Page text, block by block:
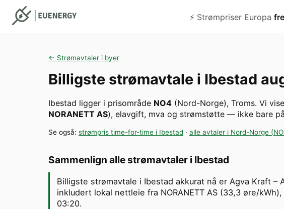
⚡️ Strømpriser Europa
← Strømavtaler i byer
Billigste strømavtale i Ibestad
Ibestad ligger i prisområde NO4 (Nord-Norge), Troms. Vi
NORANETT AS), elavgift, mva og strømstøtte — ikke bare
Se også: strømpris time-for-time i Ibestad · alle avtaler i Nord-Norge (
Sammenlign alle strømavtaler i Ibestad
Billigste strømavtale i Ibestad akkurat nå er Agva Kraft
inkludert lokal nettleie fra NORANETT AS (33,3 øre/
03:20.